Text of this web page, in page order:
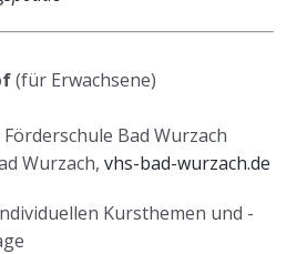
(für Erwachsene)
Bad Wurzach
Wurzach, vhs-bad-wurzach.de
Kursthemen und -